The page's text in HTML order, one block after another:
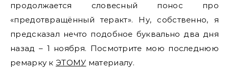
продолжается словесный понос про
«предотвращённый теракт». Ну, собственно, я
предсказал нечто подобное буквально два дня
назад – 1 ноября. Посмотрите мою последнюю
ремарку к ЭТОМУ материалу.